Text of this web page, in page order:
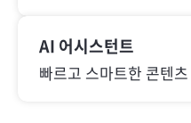
AI 어시스턴트
빠르고 스마트한 콘텐